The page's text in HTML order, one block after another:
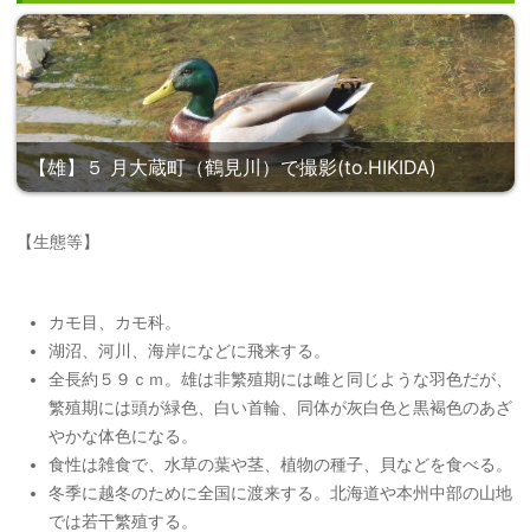
【雄】５ 月大蔵町（鶴見川）で撮影(to.HIKIDA)
【生態等】
カモ目、カモ科。
湖沼、河川、海岸になどに飛来する。
全長約５９ｃｍ。雄は非繁殖期には雌と同じような羽色だが、
繁殖期には頭が緑色、白い首輪、同体が灰白色と黒褐色のあざ
やかな体色になる。
食性は雑食で、水草の葉や茎、植物の種子、貝などを食べる。
冬季に越冬のために全国に渡来する。北海道や本州中部の山地
では若干繁殖する。